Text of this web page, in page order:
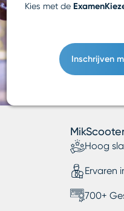
Kies met de
Inschrijven
Hoog
Ervaren
700+